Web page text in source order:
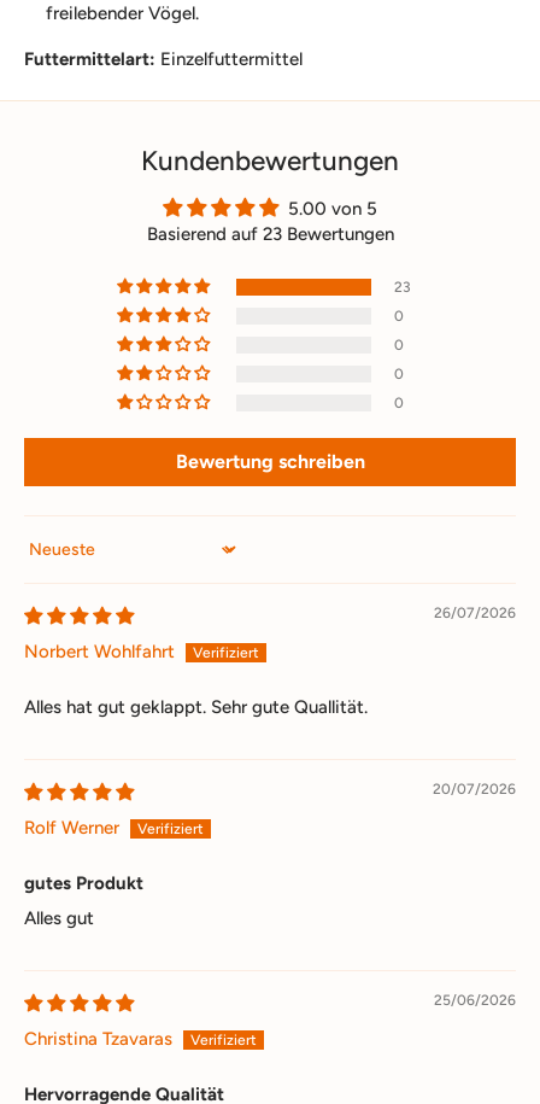
freilebender Vögel.
Futtermittelart: Einzelfuttermittel
Kundenbewertungen
5.00 von 5
Basierend auf 23 Bewertungen
23
0
0
0
0
Bewertung schreiben
Sort by
26/07/2026
Norbert Wohlfahrt
Alles hat gut geklappt. Sehr gute Quallität.
20/07/2026
Rolf Werner
gutes Produkt
Alles gut
25/06/2026
Christina Tzavaras
Hervorragende Qualität